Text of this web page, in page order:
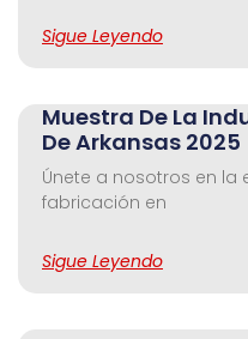
Sigue Leyendo
Muestra De La
De Arkansas 2025
Únete a nosotros en la
fabricación en
Sigue Leyendo